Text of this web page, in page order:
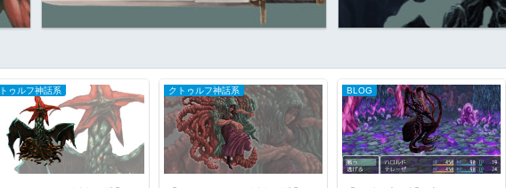
ゥルフ神話系 クトゥルフ神話系 BLOG